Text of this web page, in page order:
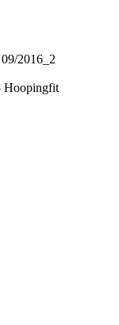
2016_2
Hoopingfit